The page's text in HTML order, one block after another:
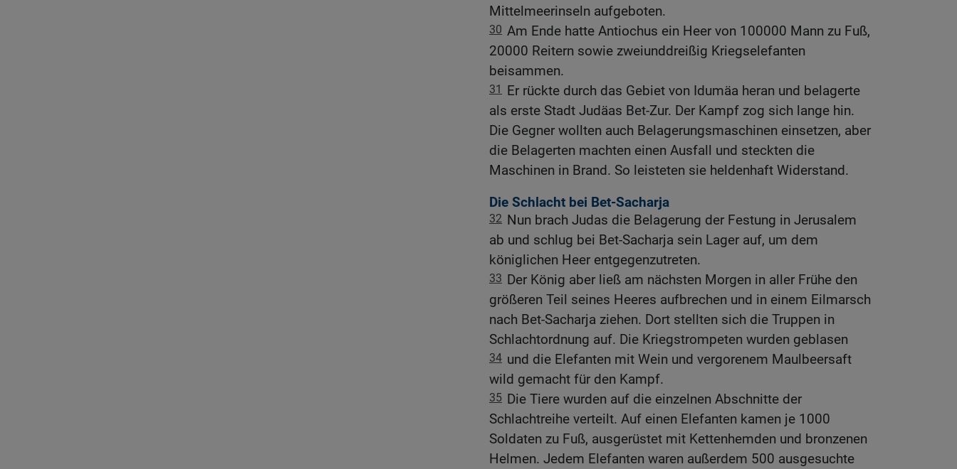
Mittelmeerinseln aufgeboten.
30 Am Ende hatte Antiochus ein Heer von 100000 Mann zu Fuß,
20000 Reitern sowie zweiunddreißig Kriegselefanten
beisammen.
31 Er rückte durch das Gebiet von Idumäa heran und belagerte
als erste Stadt Judäas Bet-Zur. Der Kampf zog sich lange hin.
Die Gegner wollten auch Belagerungsmaschinen einsetzen, aber
die Belagerten machten einen Ausfall und steckten die
Maschinen in Brand. So leisteten sie heldenhaft Widerstand.
Die Schlacht bei Bet-Sacharja
32 Nun brach Judas die Belagerung der Festung in Jerusalem
ab und schlug bei Bet-Sacharja sein Lager auf, um dem
königlichen Heer entgegenzutreten.
33 Der König aber ließ am nächsten Morgen in aller Frühe den
größeren Teil seines Heeres aufbrechen und in einem Eilmarsch
nach Bet-Sacharja ziehen. Dort stellten sich die Truppen in
Schlachtordnung auf. Die Kriegstrompeten wurden geblasen
34 und die Elefanten mit Wein und vergorenem Maulbeersaft
wild gemacht für den Kampf.
35 Die Tiere wurden auf die einzelnen Abschnitte der
Schlachtreihe verteilt. Auf einen Elefanten kamen je 1000
Soldaten zu Fuß, ausgerüstet mit Kettenhemden und bronzenen
Helmen. Jedem Elefanten waren außerdem 500 ausgesuchte